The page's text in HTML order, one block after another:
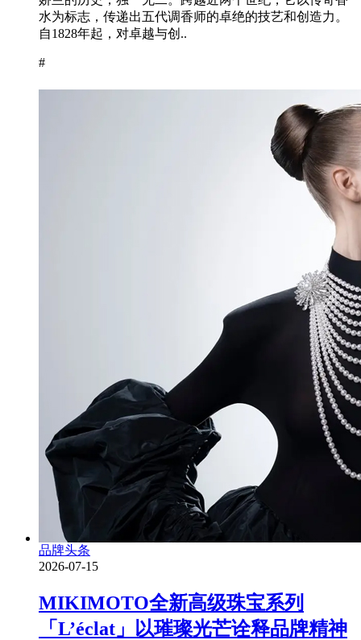
水为标志，传递出五代调香师的卓绝的技艺和创造力。
自1828年起，对卓越与创..
#
品牌头条
2026-07-15
MIKIMOTO全新高级珠宝系列
「L’éclat」以璀璨光芒诠释品牌精神